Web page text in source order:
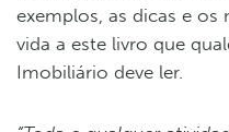
exemplos, as dicas e
vida a este livro que
Imobiliário deve ler.